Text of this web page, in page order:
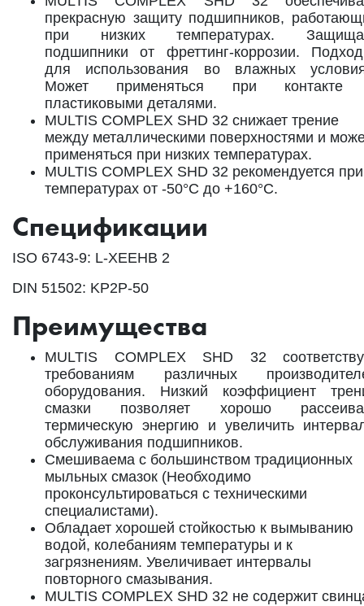
прекрасную защиту подшипников,
при низких температурах.
подшипники от фреттинг-коррозии.
для использования во влажных
Может применяться при
пластиковыми деталями.
MULTIS COMPLEX SHD 32 снижает трение
между металлическими поверхностями и
применяться при низких температурах.
MULTIS COMPLEX SHD 32 рекомендуется при
температурах от -50°C до +160°C.
Спецификации
ISO 6743-9: L-XEEHB 2
DIN 51502: KP2P-50
Преимущества
MULTIS COMPLEX SHD 32
требованиям различных
оборудования. Низкий коэффициент
смазки позволяет хорошо
термическую энергию и увеличить
обслуживания подшипников.
Смешиваема с большинством традиционных
мыльных смазок (Необходимо
проконсультироваться с техническими
специалистами).
Обладает хорошей стойкостью к вымыванию
водой, колебаниям температуры и к
загрязнениям. Увеличивает интервалы
повторного смазывания.
MULTIS COMPLEX SHD 32 не содержит